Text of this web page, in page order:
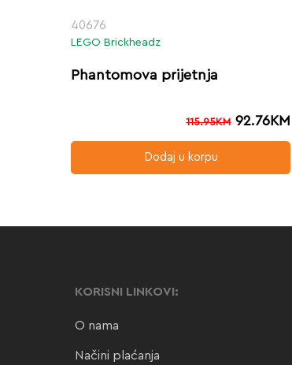
40676
LEGO Brickheadz
Phantomova prijetnja
115.95KM 92.76KM
Dodaj u korpu
KORISNI LINKOVI:
O nama
Načini plaćanja